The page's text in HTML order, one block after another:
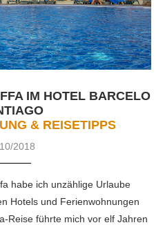
IM HOTEL BARCELO
& REISETIPPS
2018
habe ich unzählige Urlaube
Hotels und Ferienwohnungen
Reise führte mich vor elf Jahren